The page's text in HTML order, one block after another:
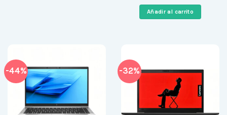
era:
1.747,27 €.
Añadir al carrito
-44% -32%